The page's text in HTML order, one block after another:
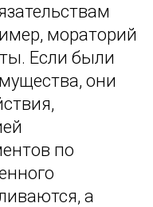
мораторий
Если были
они
по
а